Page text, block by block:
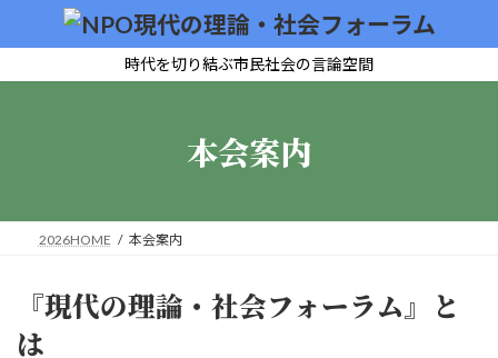
ン
ー
時代を切り結ぶ市民社会の言論空間
本会案内
2026HOME 本会案内
『現代の理論・社会フォーラム』と
は